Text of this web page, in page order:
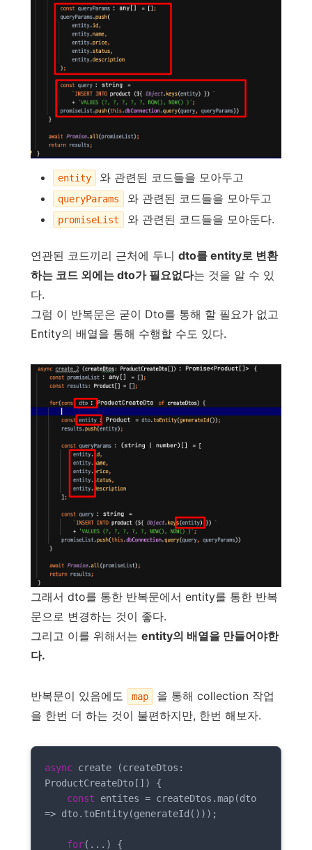
entity 와 관련된 코드들을 모아두고
queryParams 와 관련된 코드들을 모아두고
promiseList 와 관련된 코드들을 모아둔다.
연관된 코드끼리 근처에 두니 dto를 entity로 변환
하는 코드 외에는 dto가 필요없다는 것을 알 수 있
다.
그럼 이 반복문은 굳이 Dto를 통해 할 필요가 없고
Entity의 배열을 통해 수행할 수도 있다.
그래서 dto를 통한 반복문에서 entity를 통한 반복
문으로 변경하는 것이 좋다.
그리고 이를 위해서는 entity의 배열을 만들어야한
다.
반복문이 있음에도 map
을 통해 collection 작업
을 한번 더 하는 것이 불편하지만, 한번 해보자.
async create (createDtos:
ProductCreateDto[]) {
const entites = createDtos.map(dto
=> dto.toEntity(generateId()));
for(...) {